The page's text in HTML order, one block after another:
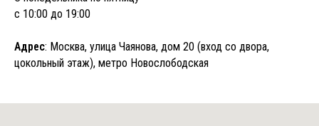
с 10:00 до 19:00
Адрес: Москва, улица Чаянова, дом 20 (вход со двора,
цокольный этаж), метро Новослободская